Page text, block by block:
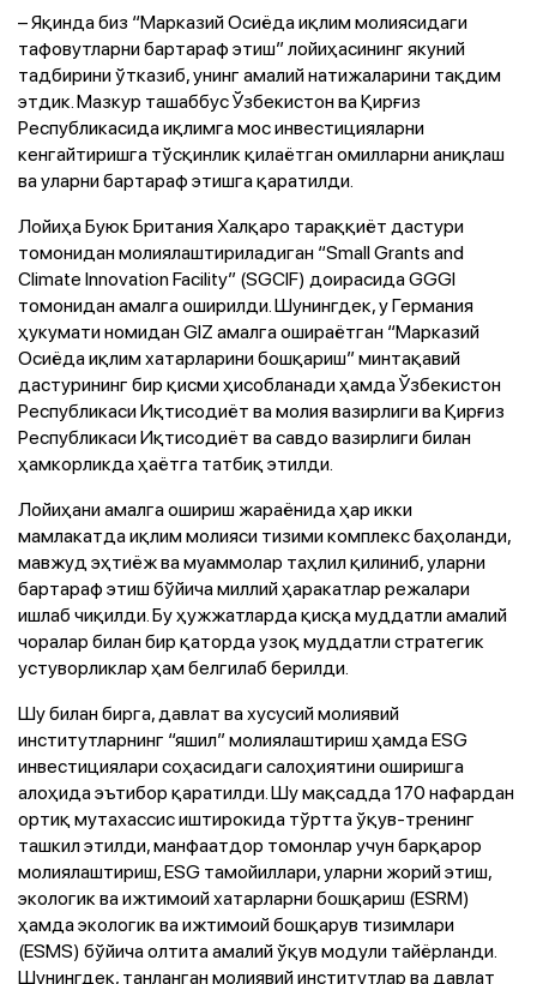
– Яқинда биз “Марказий Осиёда иқлим молиясидаги
тафовутларни бартараф этиш” лойиҳасининг якуний
тадбирини ўтказиб, унинг амалий натижаларини тақдим
этдик. Мазкур ташаббус Ўзбекистон ва Қирғиз
Республикасида иқлимга мос инвестицияларни
кенгайтиришга тўсқинлик қилаётган омилларни аниқлаш
ва уларни бартараф этишга қаратилди.
Лойиҳа Буюк Британия Халқаро тараққиёт дастури
томонидан молиялаштириладиган “Small Grants and
Climate Innovation Facility” (SGCIF) доирасида GGGI
томонидан амалга оширилди. Шунингдек, у Германия
ҳукумати номидан GIZ амалга ошираётган “Марказий
Осиёда иқлим хатарларини бошқариш” минтақавий
дастурининг бир қисми ҳисобланади ҳамда Ўзбекистон
Республикаси Иқтисодиёт ва молия вазирлиги ва Қирғиз
Республикаси Иқтисодиёт ва савдо вазирлиги билан
ҳамкорликда ҳаётга татбиқ этилди.
Лойиҳани амалга ошириш жараёнида ҳар икки
мамлакатда иқлим молияси тизими комплекс баҳоланди,
мавжуд эҳтиёж ва муаммолар таҳлил қилиниб, уларни
бартараф этиш бўйича миллий ҳаракатлар режалари
ишлаб чиқилди. Бу ҳужжатларда қисқа муддатли амалий
чоралар билан бир қаторда узоқ муддатли стратегик
устуворликлар ҳам белгилаб берилди.
Шу билан бирга, давлат ва хусусий молиявий
институтларнинг “яшил” молиялаштириш ҳамда ESG
инвестициялари соҳасидаги салоҳиятини оширишга
алоҳида эътибор қаратилди. Шу мақсадда 170 нафардан
ортиқ мутахассис иштирокида тўртта ўқув-тренинг
ташкил этилди, манфаатдор томонлар учун барқарор
молиялаштириш, ESG тамойиллари, уларни жорий этиш,
экологик ва ижтимоий хатарларни бошқариш (ESRM)
ҳамда экологик ва ижтимоий бошқарув тизимлари
(ESMS) бўйича олтита амалий ўқув модули тайёрланди.
Шунингдек, танланган молиявий институтлар ва давлат